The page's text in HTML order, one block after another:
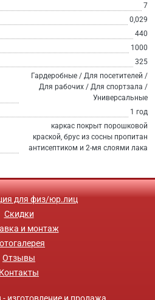
7
0,029
440
1000
325
Гардеробные / Для посетителей /
Для рабочих / Для спортзала /
Универсальные
1 год
каркас покрыт порошковой
краской, брус из сосны пропитан
антисептиком и 2-мя слоями лака
для физ/юр.лиц
Скидки
и монтаж
Отзывы
Контакты
изготовление и продажа